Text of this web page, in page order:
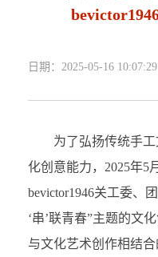
日期：2025-05-16
为了弘扬传统手
化创意能力，2025年5
bevictor1946关工委、
‘串’联青春”主题的文
与文化艺术创作相结